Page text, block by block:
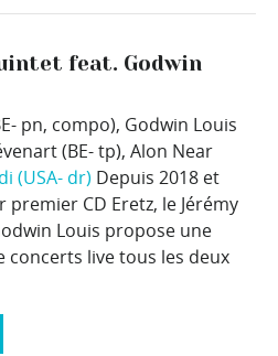
feat. Godwin
pn, compo), Godwin Louis
(BE- tp), Alon Near
(USA- dr) Depuis 2018 et
CD Eretz, le Jérémy
Louis propose une
live tous les deux